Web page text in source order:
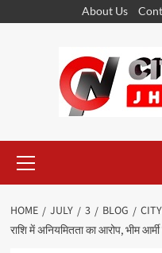
About Us
Menu
HOME JULY 3 BLOG
राशि में अनियमितता का आरोप, भीम